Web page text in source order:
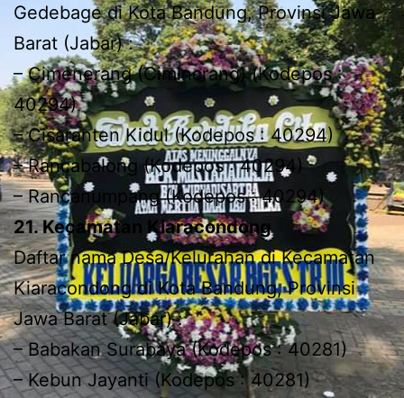
Gedebage di Kota Bandung, Provinsi Jawa
Barat (Jabar) :
– Cimenerang (Cimincrang) (Kodepos :
40294)
– Cisaranten Kidul (Kodepos : 40294)
– Rancabalong (Kodepos : 40294)
– Rancanumpang (Kodepos : 40294)
21. Kecamatan Kiaracondong
Daftar nama Desa/Kelurahan di Kecamatan
Kiaracondong di Kota Bandung, Provinsi
Jawa Barat (Jabar) :
– Babakan Surabaya (Kodepos : 40281)
– Kebun Jayanti (Kodepos : 40281)